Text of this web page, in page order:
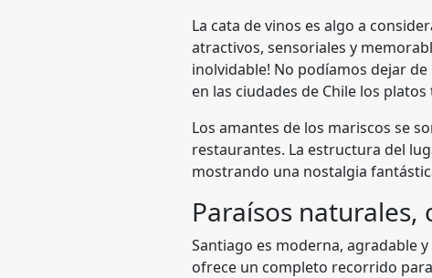
La cata de vinos es algo a
atractivos, sensoriales y
inolvidable! No podíamos dejar
en las ciudades de Chile los
Los amantes de los mariscos se
restaurantes. La estructura del
mostrando una nostalgia
Paraísos naturales,
Santiago es moderna, agradable
ofrece un completo recorrido